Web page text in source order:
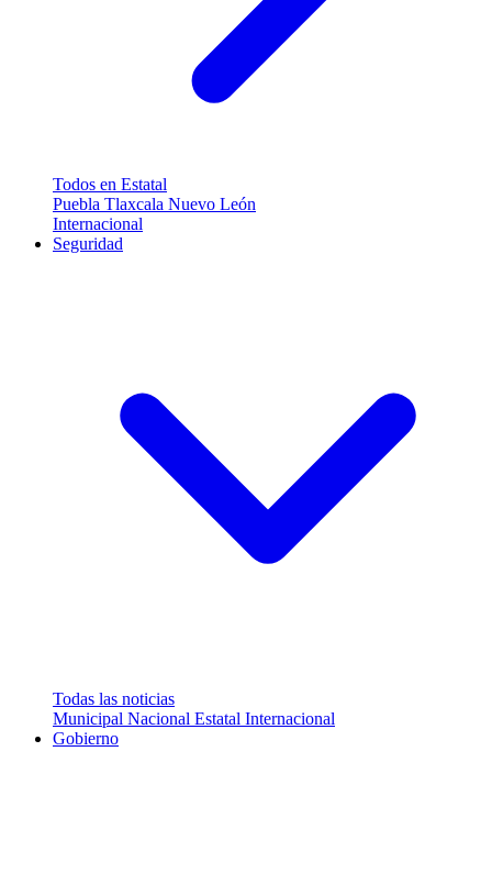
Todos en Estatal
Puebla Tlaxcala Nuevo León
Internacional
Seguridad
Todas las noticias
Municipal Nacional Estatal Internacional
Gobierno